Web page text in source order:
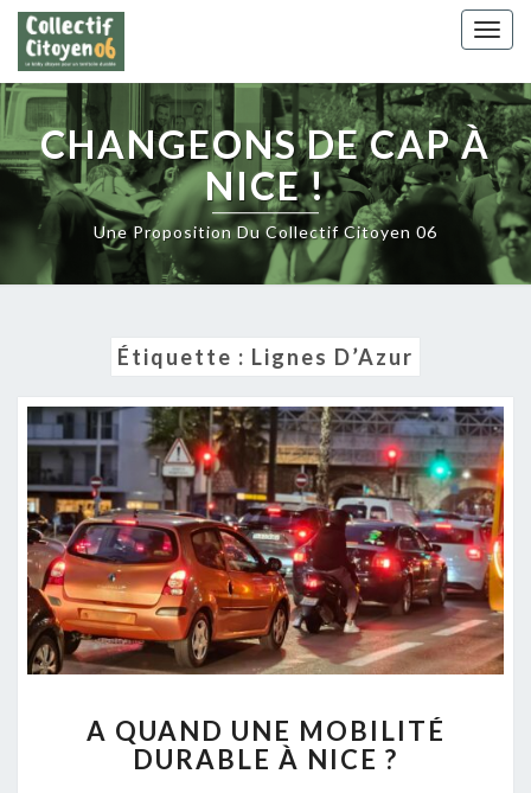
Skip
content
CHANGEONS DE CAP À
NICE !
Une Proposition Du Collectif Citoyen 06
Étiquette : Lignes D’Azur
QUAND
UNE
A QUAND UNE MOBILITÉ
DURABLE À NICE ?